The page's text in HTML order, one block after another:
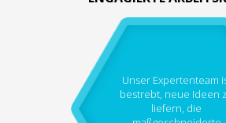
Unser Expertenteam
bestrebt, neue Ideen
liefern, die